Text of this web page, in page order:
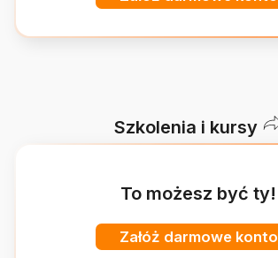
Szkolenia i kursy
To możesz być ty!
Załóż darmowe konto